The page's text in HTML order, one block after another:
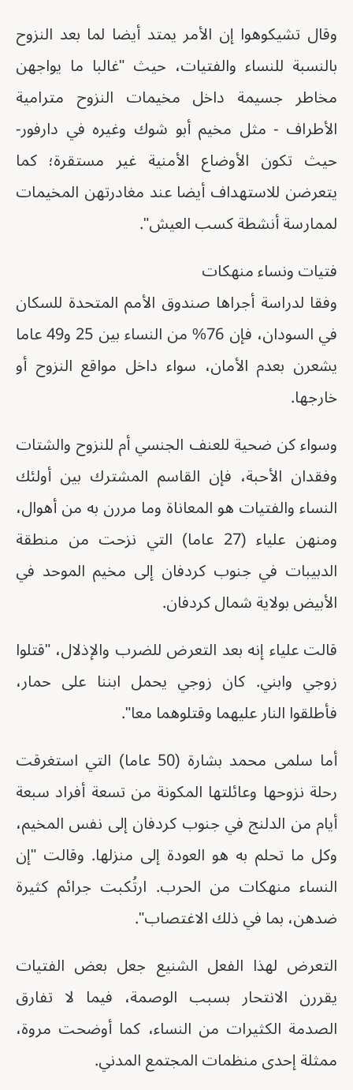
وقال تشيكوهوا إن الأمر يمتد أيضا لما بعد النزوح
بالنسبة للنساء والفتيات، حيث "غالبا ما يواجهن
مخاطر جسيمة داخل مخيمات النزوح مترامية
الأطراف - مثل مخيم أبو شوك وغيره في دارفور-
حيث تكون الأوضاع الأمنية غير مستقرة؛ كما
يتعرضن للاستهداف أيضا عند مغادرتهن المخيمات
لممارسة أنشطة كسب العيش".
فتيات ونساء منهكات
وفقا لدراسة أجراها صندوق الأمم المتحدة للسكان
في السودان، فإن 76% من النساء بين 25 و49 عاما
يشعرن بعدم الأمان، سواء داخل مواقع النزوح أو
خارجها.
وسواء كن ضحية للعنف الجنسي أم للنزوح والشتات
وفقدان الأحبة، فإن القاسم المشترك بين أولئك
النساء والفتيات هو المعاناة وما مررن به من أهوال،
ومنهن علياء (27 عاما) التي نزحت من منطقة
الدبيبات في جنوب كردفان إلى مخيم الموحد في
الأبيض بولاية شمال كردفان.
قالت علياء إنه بعد التعرض للضرب والإذلال، "قتلوا
زوجي وابني. كان زوجي يحمل ابننا على حمار،
فأطلقوا النار عليهما وقتلوهما معا".
أما سلمى محمد بشارة (50 عاما) التي استغرقت
رحلة نزوحها وعائلتها المكونة من تسعة أفراد سبعة
أيام من الدلنج في جنوب كردفان إلى نفس المخيم،
وكل ما تحلم به هو العودة إلى منزلها. وقالت "إن
النساء منهكات من الحرب. ارتُكبت جرائم كثيرة
ضدهن، بما في ذلك الاغتصاب".
التعرض لهذا الفعل الشنيع جعل بعض الفتيات
يقررن الانتحار بسبب الوصمة، فيما لا تفارق
الصدمة الكثيرات من النساء، كما أوضحت مروة،
ممثلة إحدى منظمات المجتمع المدني.